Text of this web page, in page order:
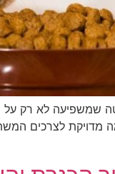
לא רק על
לצרכים